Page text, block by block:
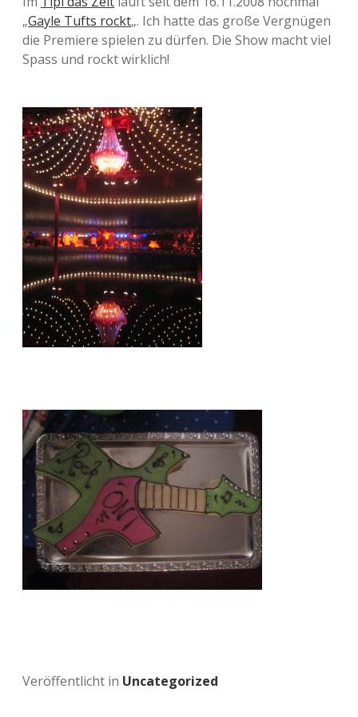
„Gayle Tufts rockt„. Ich hatte das große Vergnügen
die Premiere spielen zu dürfen. Die Show macht viel
Spass und rockt wirklich!
Veröffentlicht in Uncategorized